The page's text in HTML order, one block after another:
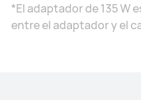
*El adaptador de 135 W
entre el adaptador y el